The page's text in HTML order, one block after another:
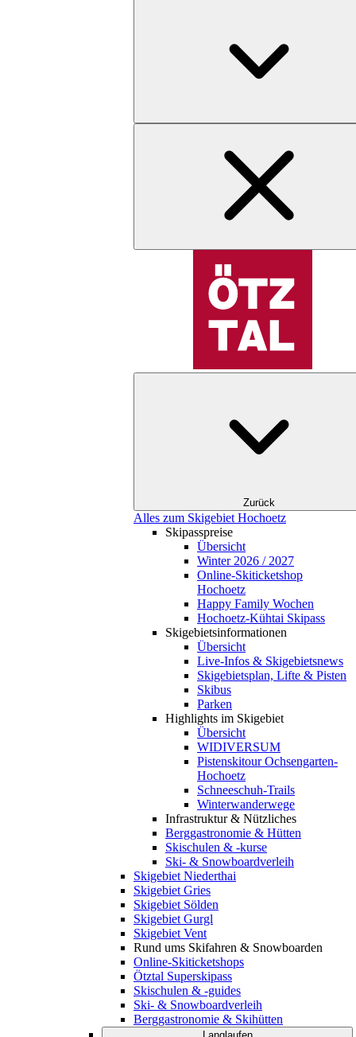
Zurück
Alles zum Skigebiet Hochoetz
Skipasspreise
Übersicht
Winter 2026 / 2027
Online-Skiticketshop
Hochoetz
Happy Family Wochen
Hochoetz-Kühtai Skipass
Skigebietsinformationen
Übersicht
Live-Infos & Skigebietsnews
Skigebietsplan, Lifte & Pisten
Skibus
Parken
Highlights im Skigebiet
Übersicht
WIDIVERSUM
Pistenskitour Ochsengarten-
Hochoetz
Schneeschuh-Trails
Winterwanderwege
Infrastruktur & Nützliches
Berggastronomie & Hütten
Skischulen & -kurse
Ski- & Snowboardverleih
Skigebiet Niederthai
Skigebiet Gries
Skigebiet Sölden
Skigebiet Gurgl
Skigebiet Vent
Rund ums Skifahren & Snowboarden
Online-Skiticketshops
Ötztal Superskipass
Skischulen & -guides
Ski- & Snowboardverleih
Berggastronomie & Skihütten